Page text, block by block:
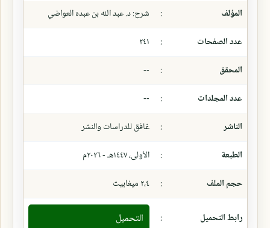
المؤلف
:
شرح: د. عبد الله بن عبده العواضي
عدد الصفحات
:
٢٤١
المحقق
:
--
عدد المجلدات
:
--
الناشر
:
غافق للدراسات والنشر
الطبعة
:
الأولى، ١٤٤٧هـ - ٢٠٢٦م
حجم الملف
: ٢،٤ ميغابيت
رابط التحميل : التحميل